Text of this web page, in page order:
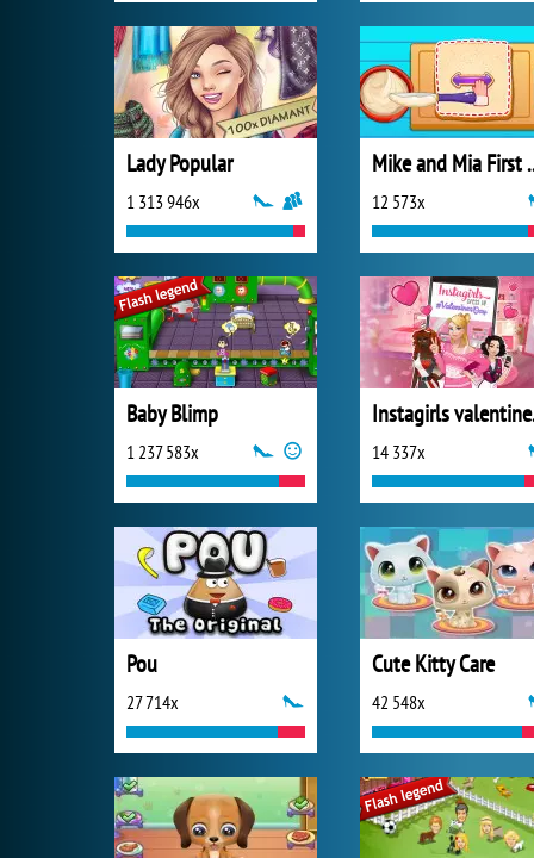
Lady Popular
1 313 946x
Mike and
12 573x
Baby Blimp
1 237 583x 14 337x
Pou
27 714x
Cute Kitty Care
42 548x